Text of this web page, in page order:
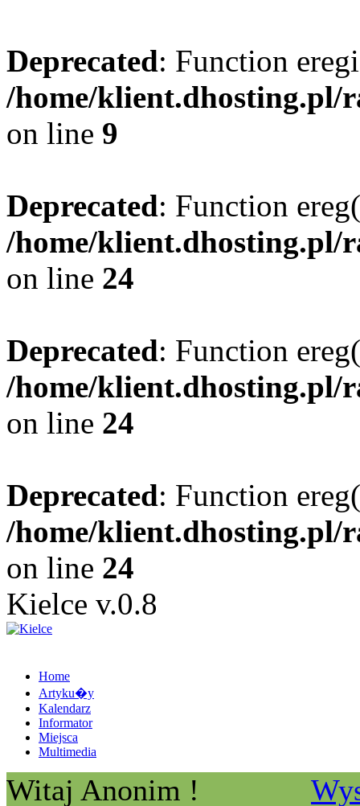
Deprecated: Function
/home/klient.dhosting.pl/
on line 9
Deprecated: Function
/home/klient.dhosting.pl/
on line 24
Deprecated: Function
/home/klient.dhosting.pl/
on line 24
Deprecated: Function
/home/klient.dhosting.pl/
on line 24
Kielce v.0.8
Home
Artyku�y
Kalendarz
Informator
Miejsca
Multimedia
Witaj Anonim !